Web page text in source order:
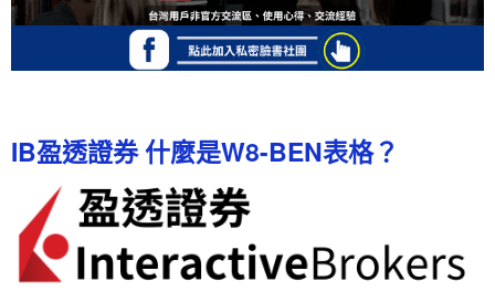
IB盈透證券 什麼是W8-BEN表格？